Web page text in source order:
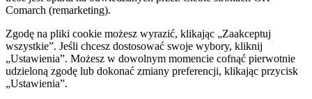
Comarch (remarketing).
Zgodę na pliki cookie możesz wyrazić, klikając „Zaakceptuj
wszystkie”. Jeśli chcesz dostosować swoje wybory, kliknij
„Ustawienia”. Możesz w dowolnym momencie cofnąć pierwotnie
udzieloną zgodę lub dokonać zmiany preferencji, klikając przycisk
„Ustawienia”.